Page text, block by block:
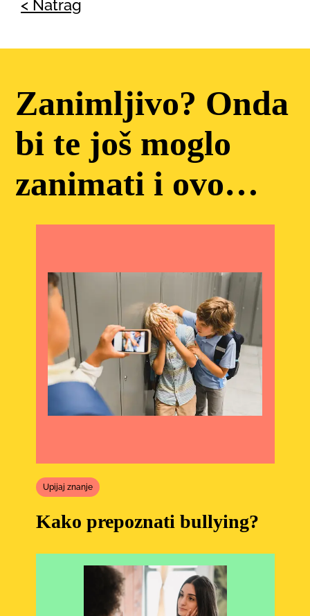
< Natrag
Zanimljivo? Onda
bi te još moglo
zanimati i ovo…
Upijaj znanje
Kako prepoznati bullying?